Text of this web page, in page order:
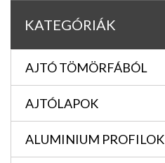
KATEGÓRIÁK
AJTÓ TÖMÖRFÁBÓL
AJTÓLAPOK
ALUMINIUM PROFILOK